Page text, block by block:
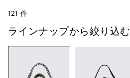
121 件
ラインナップから絞り込む